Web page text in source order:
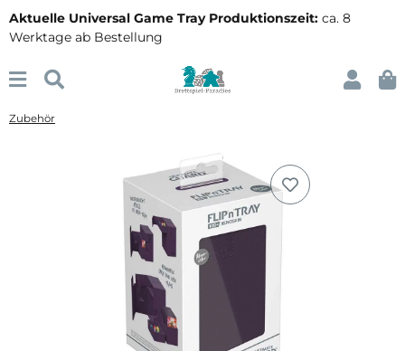
Aktuelle Universal Game Tray Produktionszeit: ca. 8
Werktage ab Bestellung
Zubehör